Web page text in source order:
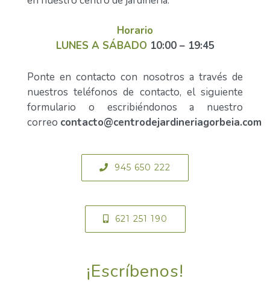
Horario
LUNES A SÁBADO10:00 – 19:45
Ponte en contacto con nosotros a través de
nuestros teléfonos de contacto, el siguiente
formulario o escribiéndonos a nuestro
correo contacto@centrodejardineriagorbeia.com
945 650 222
621 251 190
¡Escríbenos!